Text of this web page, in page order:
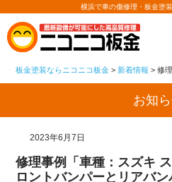
横浜で車の傷修理・板金塗
板金塗装ならニコニコ板金 > 新着情報 >修理事例
お知
2023年6月7日
修理事例「車種：スズキ
ロントバンパーとリアバ